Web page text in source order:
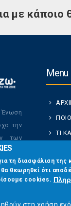
με κάποιο
την
των
της
Menu
ΤΙ
ΟΙ
τη διασφάλιση της
θεωρηθεί ότι
cookies.